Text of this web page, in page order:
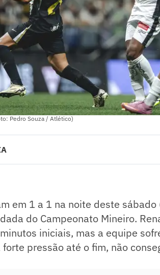
Pedro Souza / Atlético)
em 1 a 1 na noite deste sábado
do Campeonato Mineiro.
iniciais, mas a equipe
pressão até o fim, não